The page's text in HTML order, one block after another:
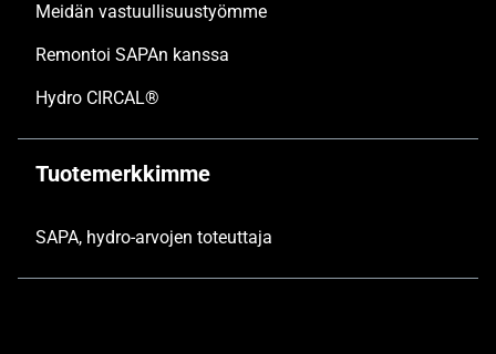
Meidän vastuullisuustyömme
Remontoi SAPAn kanssa
Hydro CIRCAL®
Tuotemerkkimme
SAPA, hydro-arvojen toteuttaja